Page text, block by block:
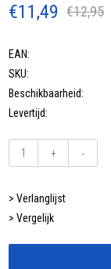
€11,49 €12,95
EAN:
SKU:
Beschikbaarheid:
Levertijd:
+ -
> Verlanglijst
> Vergelijk